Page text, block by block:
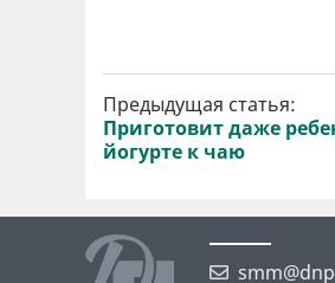
Предыдущая статья:
Приготовит даже
йогурте к чаю